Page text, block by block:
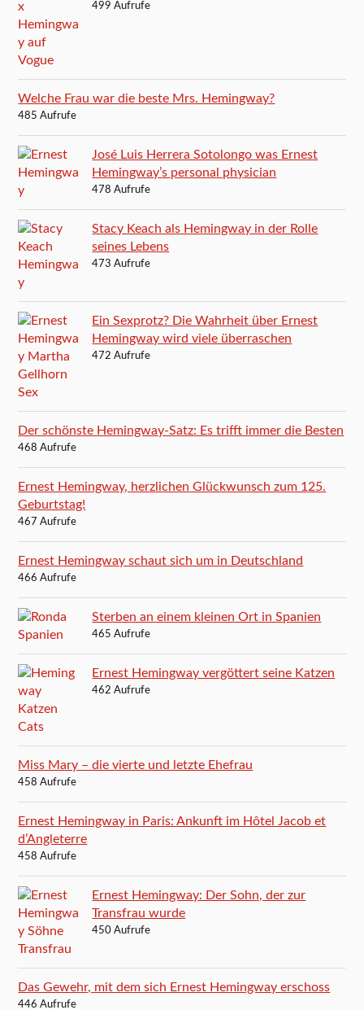
499 Aufrufe
Welche Frau war die beste Mrs. Hemingway?
485 Aufrufe
José Luis Herrera Sotolongo was Ernest
Hemingway’s personal physician
478 Aufrufe
Stacy Keach als Hemingway in der Rolle
seines Lebens
473 Aufrufe
Ein Sexprotz? Die Wahrheit über Ernest
Hemingway wird viele überraschen
472 Aufrufe
Der schönste Hemingway-Satz: Es trifft immer die Besten
468 Aufrufe
Ernest Hemingway, herzlichen Glückwunsch zum 125.
Geburtstag!
467 Aufrufe
Ernest Hemingway schaut sich um in Deutschland
466 Aufrufe
Sterben an einem kleinen Ort in Spanien
465 Aufrufe
Ernest Hemingway vergöttert seine Katzen
462 Aufrufe
Miss Mary – die vierte und letzte Ehefrau
458 Aufrufe
Ernest Hemingway in Paris: Ankunft im Hôtel Jacob et
d’Angleterre
458 Aufrufe
Ernest Hemingway: Der Sohn, der zur
Transfrau wurde
450 Aufrufe
Das Gewehr, mit dem sich Ernest Hemingway erschoss
446 Aufrufe